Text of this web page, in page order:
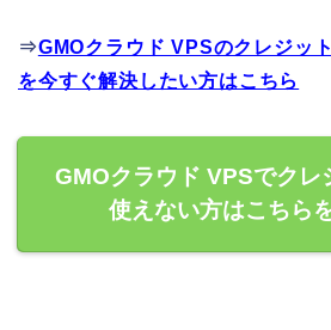
⇒GMOクラウド VPSのクレジッ
を今すぐ解決したい方はこちら
GMOクラウド VPSでクレ
使えない方はこちら